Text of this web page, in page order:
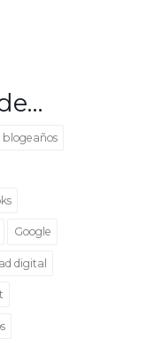
blogeaños
Google
digital